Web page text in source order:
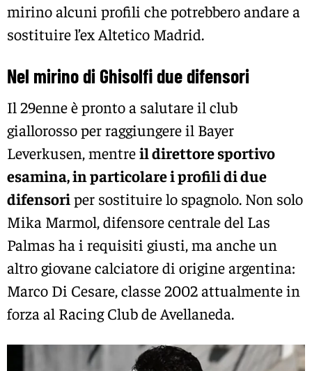
mirino alcuni profili che potrebbero andare a
sostituire l’ex Altetico Madrid.
Nel mirino di Ghisolfi due difensori
Il 29enne è pronto a salutare il club
giallorosso per raggiungere il Bayer
Leverkusen, mentreil direttore sportivo
esamina, in particolare i profili di due
difensoriper sostituire lo spagnolo. Non solo
Mika Marmol, difensore centrale del Las
Palmas ha i requisiti giusti, ma anche un
altro giovane calciatore di origine argentina:
Marco Di Cesare, classe 2002 attualmente in
forza al Racing Club de Avellaneda.